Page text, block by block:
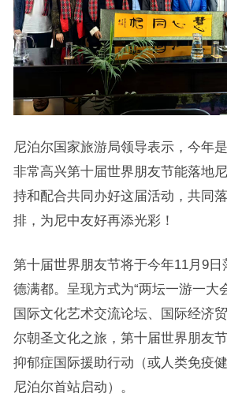
尼泊尔国家旅游局领导表示，今年
非常高兴第十届世界朋友节能落地
持和配合共同办好这届活动，共同
排，为尼中友好再添光彩！
第十届世界朋友节将于今年11月9日
德满都。呈现方式为“两坛一游一大
国际文化艺术交流论坛、国际经济
尔朝圣文化之旅，第十届世界朋友
抑郁症国际援助行动（或人类免疫
尼泊尔首站启动）。